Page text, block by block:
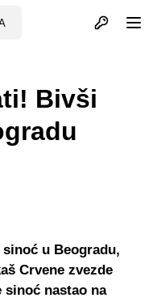
Otvori profil
Bivši
u Beogradu,
Crvene zvezde
nastao na